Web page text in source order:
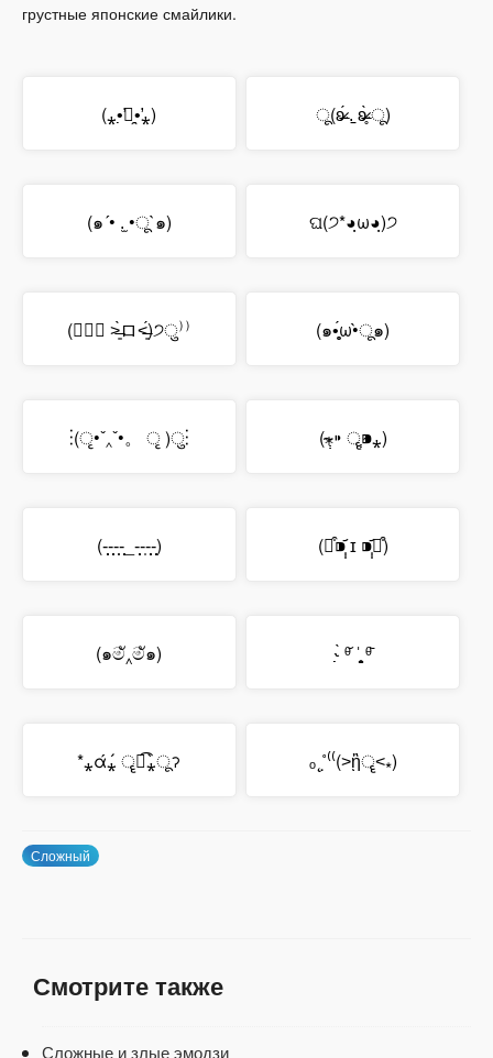
грустные японские смайлики.
(⁎•̛̣̣꒶̯•̛̣̣⁎) ू(ʚ̴̶̷́ .̠ ʚ̴̶̷̥̀ ू)
(๑´• .̫ •ू`๑) ଘ(੭*◕ฺω◕ฺ)੭
(๑⃙⃘ ˃̶͈̀ロ˂̶͈́)੭ु⁾⁾ (๑•̥̥̥́ω•̀ू๑)
⁝(ृ•ˇ‸ˇ•。 ृ )ु⁝ (⁎ְְ⁍̴ ॄְְ⁍̴⁎)
(-̩̩̩-̩̩̩-̩̩-̩̩̩_-̩̩̩-̩-̩̩̩-̩̩̩) (⌯͒⁍̩̩᷄ ɪ ⁍̩̩᷄ฅ͒)
(๑මั‸මั๑) ˞̣̣̣̀ ᶿ᷄ ˈ̯̥̮ ᶿ᷅
*⁎ά⁎́ ॄཻ͡⁎̀ूॽ ₒ˛˚̣⁽⁽(˃ᾓॄ˂⁎)
Сложный
Смотрите также
Сложные и злые эмодзи